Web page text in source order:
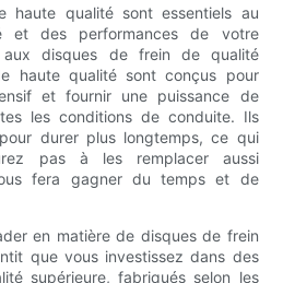
haute qualité sont essentiels au
et des performances de votre
aux disques de frein de qualité
haute qualité sont conçus pour
et fournir une puissance de
les conditions de conduite. Ils
durer plus longtemps, ce qui
pas à les remplacer aussi
fera gagner du temps et de
en matière de disques de frein
que vous investissez dans des
supérieure, fabriqués selon les